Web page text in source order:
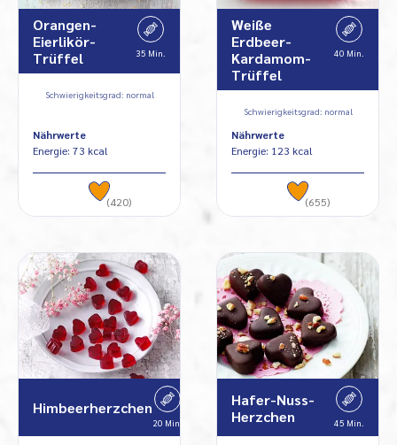
Orangen-
Eierlikör-
Trüffel
35 Min.
Schwierigkeitsgrad: normal
Nährwerte
Energie: 73 kcal
(420)
Weiße
Erdbeer-
Kardamom-
Trüffel
40 Min.
Schwierigkeitsgrad: normal
Nährwerte
Energie: 123 kcal
(655)
Himbeerherzchen
20 Min.
Hafer-Nuss-
Herzchen
45 Min.